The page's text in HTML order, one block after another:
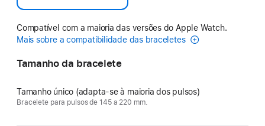
Compatível com a maioria das versões do Apple Watch.
Mais sobre a compatibilidade das braceletes
Tamanho da bracelete
Tamanho único (adapta-se à maioria dos pulsos)
Bracelete para pulsos de 145 a 220 mm.